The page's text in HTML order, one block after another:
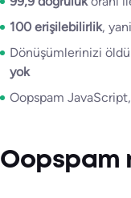
100 erişilebilirlik,
Dönüşümlerinizi
yok
Oopspam
Oopspam